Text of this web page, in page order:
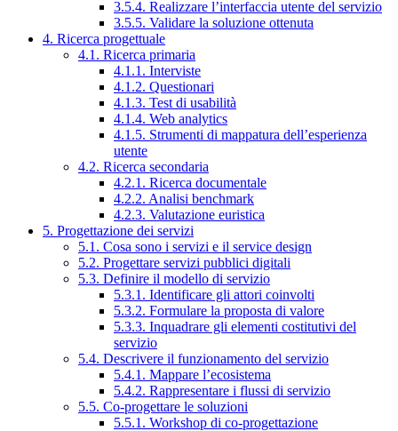
3.5.4. Realizzare l’interfaccia utente del servizio
3.5.5. Validare la soluzione ottenuta
4. Ricerca progettuale
4.1. Ricerca primaria
4.1.1. Interviste
4.1.2. Questionari
4.1.3. Test di usabilità
4.1.4. Web analytics
4.1.5. Strumenti di mappatura dell’esperienza
utente
4.2. Ricerca secondaria
4.2.1. Ricerca documentale
4.2.2. Analisi benchmark
4.2.3. Valutazione euristica
5. Progettazione dei servizi
5.1. Cosa sono i servizi e il service design
5.2. Progettare servizi pubblici digitali
5.3. Definire il modello di servizio
5.3.1. Identificare gli attori coinvolti
5.3.2. Formulare la proposta di valore
5.3.3. Inquadrare gli elementi costitutivi del
servizio
5.4. Descrivere il funzionamento del servizio
5.4.1. Mappare l’ecosistema
5.4.2. Rappresentare i flussi di servizio
5.5. Co-progettare le soluzioni
5.5.1. Workshop di co-progettazione